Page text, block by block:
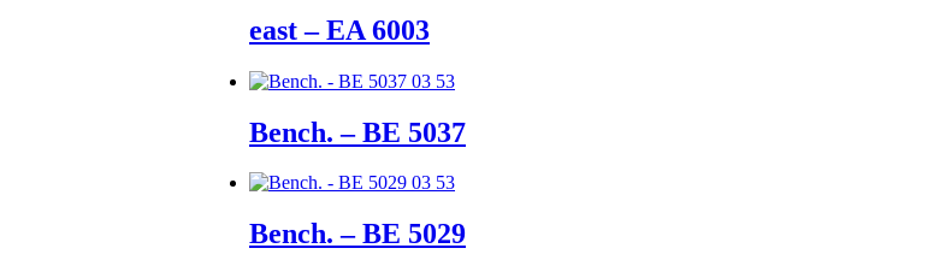
east – EA 6003
Bench. – BE 5037
Bench. – BE 5029